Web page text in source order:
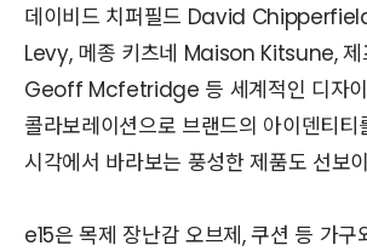
데이비드 치퍼필드 David
Levy, 메종 키츠네 Maison Kitsune, 제
Geoff Mcfetridge 등 세계적인 디자이
콜라보레이션으로 브랜드의 아이덴티티
시각에서 바라보는 풍성한 제품도 선보
e15은 목제 장난감 오브제, 쿠션 등 가구